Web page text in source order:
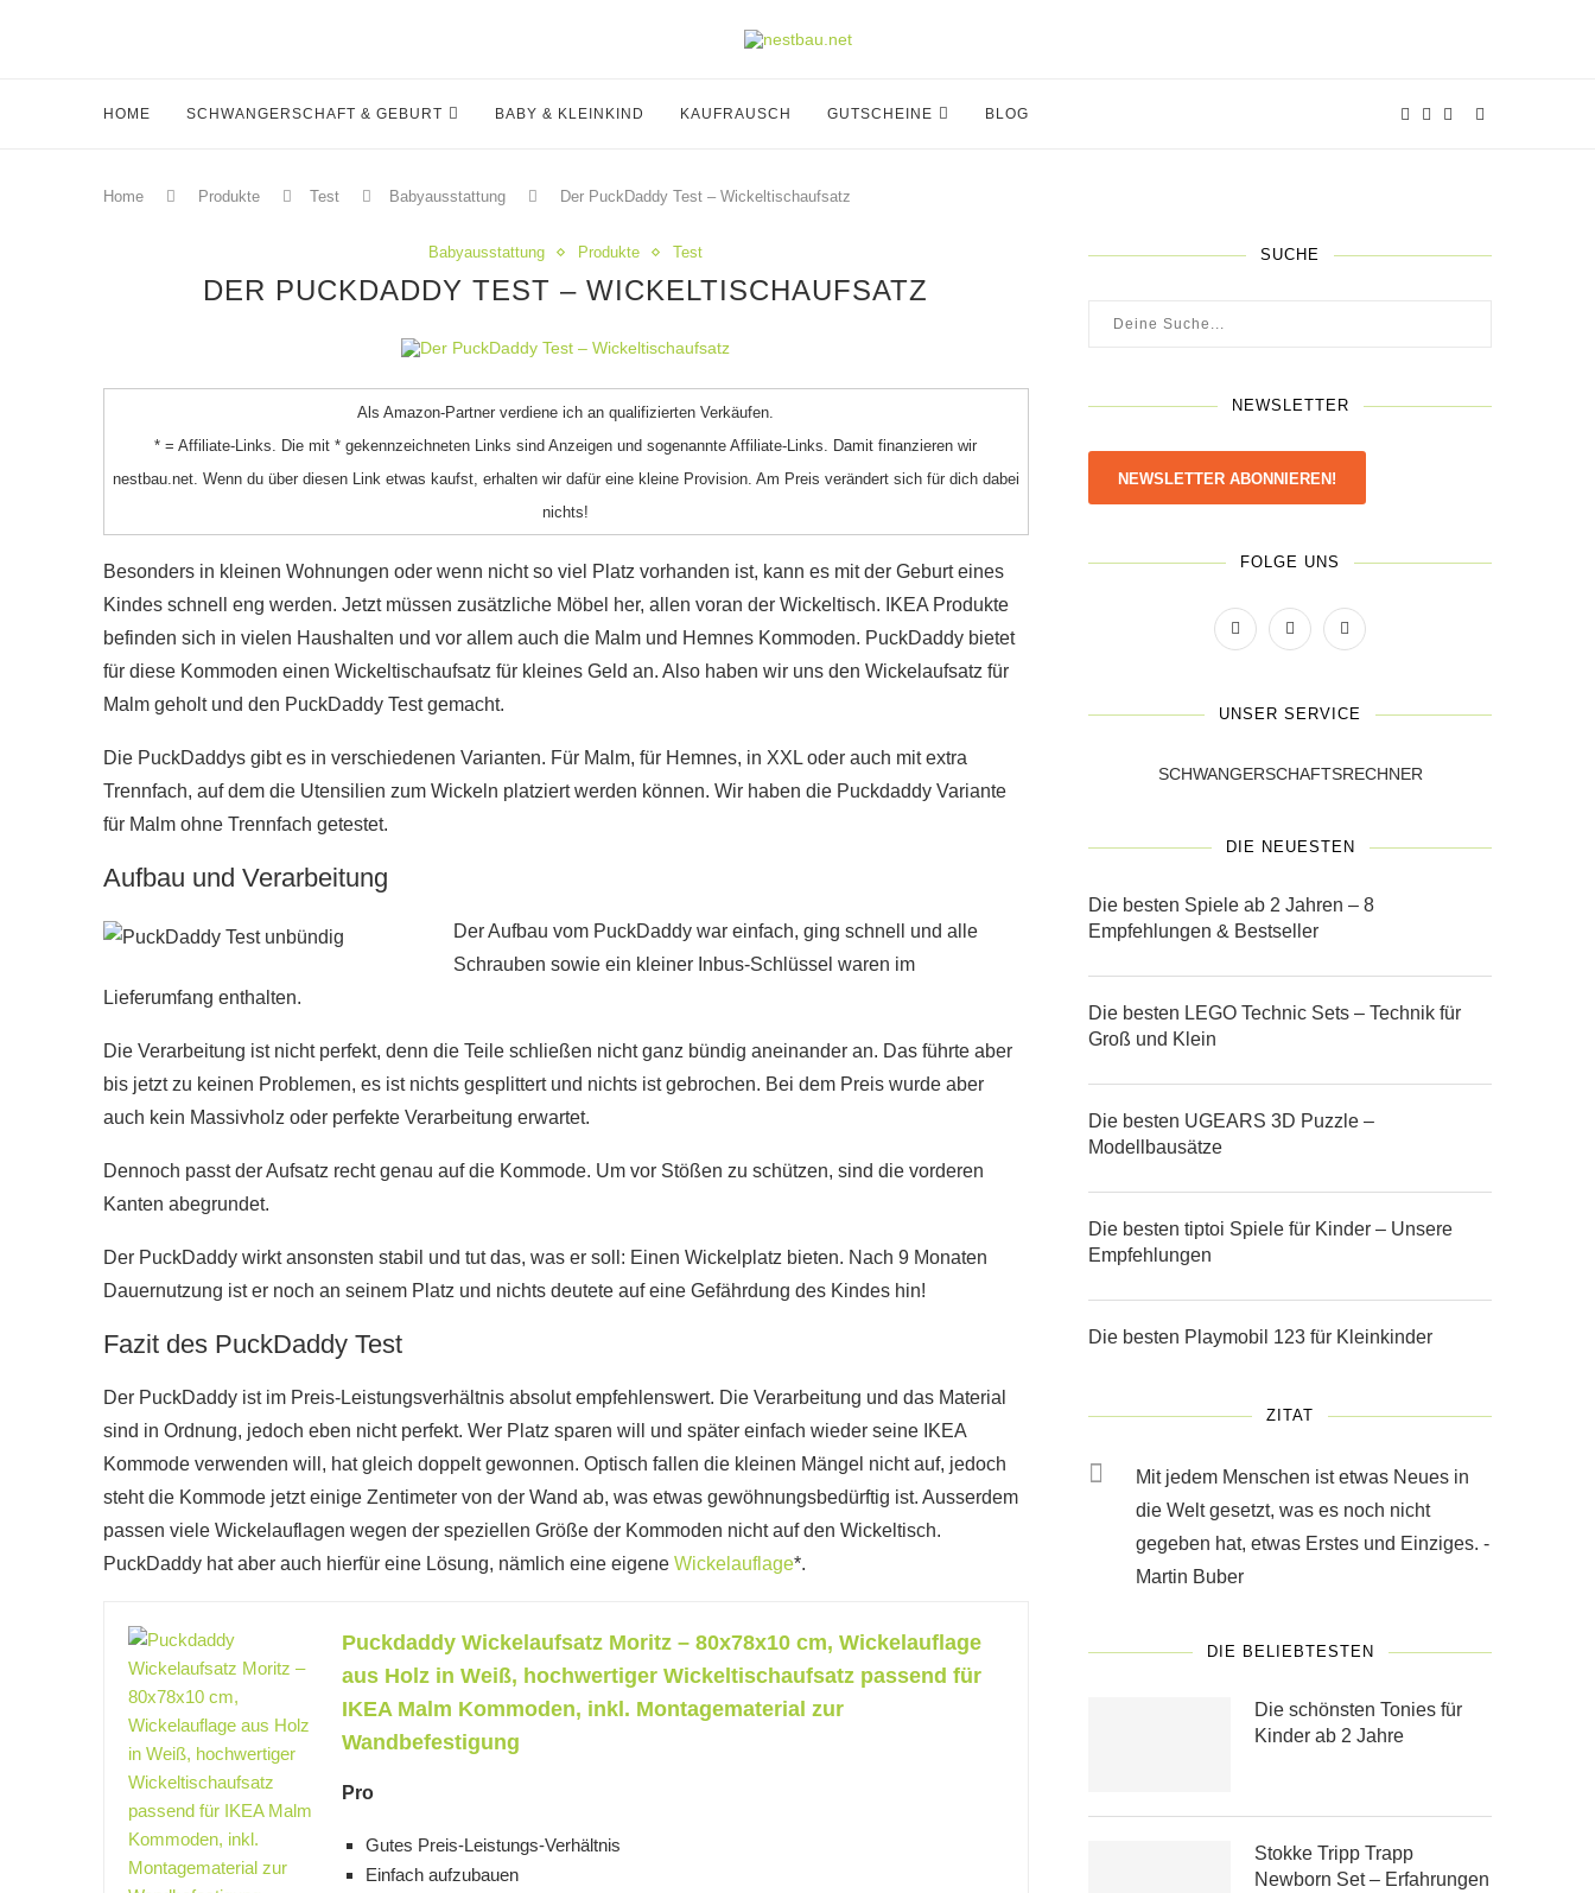
HOME SCHWANGERSCHAFT & GEBURT BABY & KLEINKIND KAUFRAUSCH GUTSCHEINE BLOG
Home Produkte Test Babyausstattung Der PuckDaddy Test – Wickeltischaufsatz
Babyausstattung Produkte Test
DER PUCKDADDY TEST – WICKELTISCHAUFSATZ
Als Amazon-Partner verdiene ich an qualifizierten Verkäufen.
* = Affiliate-Links. Die mit * gekennzeichneten Links sind Anzeigen und sogenannte Affiliate-Links. Damit finanzieren wir
nestbau.net. Wenn du über diesen Link etwas kaufst, erhalten wir dafür eine kleine Provision. Am Preis verändert sich für dich dabei
nichts!
Besonders in kleinen Wohnungen oder wenn nicht so viel Platz vorhanden ist, kann es mit der Geburt eines
Kindes schnell eng werden. Jetzt müssen zusätzliche Möbel her, allen voran der Wickeltisch. IKEA Produkte
befinden sich in vielen Haushalten und vor allem auch die Malm und Hemnes Kommoden. PuckDaddy bietet
für diese Kommoden einen Wickeltischaufsatz für kleines Geld an. Also haben wir uns den Wickelaufsatz für
Malm geholt und den PuckDaddy Test gemacht.
Die PuckDaddys gibt es in verschiedenen Varianten. Für Malm, für Hemnes, in XXL oder auch mit extra
Trennfach, auf dem die Utensilien zum Wickeln platziert werden können. Wir haben die Puckdaddy Variante
für Malm ohne Trennfach getestet.
Aufbau und Verarbeitung
Der Aufbau vom PuckDaddy war einfach, ging schnell und alle
Schrauben sowie ein kleiner Inbus-Schlüssel waren im
Lieferumfang enthalten.
Die Verarbeitung ist nicht perfekt, denn die Teile schließen nicht ganz bündig aneinander an. Das führte aber
bis jetzt zu keinen Problemen, es ist nichts gesplittert und nichts ist gebrochen. Bei dem Preis wurde aber
auch kein Massivholz oder perfekte Verarbeitung erwartet.
Dennoch passt der Aufsatz recht genau auf die Kommode. Um vor Stößen zu schützen, sind die vorderen
Kanten abegrundet.
Der PuckDaddy wirkt ansonsten stabil und tut das, was er soll: Einen Wickelplatz bieten. Nach 9 Monaten
Dauernutzung ist er noch an seinem Platz und nichts deutete auf eine Gefährdung des Kindes hin!
Fazit des PuckDaddy Test
Der PuckDaddy ist im Preis-Leistungsverhältnis absolut empfehlenswert. Die Verarbeitung und das Material
sind in Ordnung, jedoch eben nicht perfekt. Wer Platz sparen will und später einfach wieder seine IKEA
Kommode verwenden will, hat gleich doppelt gewonnen. Optisch fallen die kleinen Mängel nicht auf, jedoch
steht die Kommode jetzt einige Zentimeter von der Wand ab, was etwas gewöhnungsbedürftig ist. Ausserdem
passen viele Wickelauflagen wegen der speziellen Größe der Kommoden nicht auf den Wickeltisch.
PuckDaddy hat aber auch hierfür eine Lösung, nämlich eine eigene Wickelauflage*.
Puckdaddy Wickelaufsatz Moritz – 80x78x10 cm, Wickelauflage
aus Holz in Weiß, hochwertiger Wickeltischaufsatz passend für
IKEA Malm Kommoden, inkl. Montagematerial zur
Wandbefestigung
Pro
Gutes Preis-Leistungs-Verhältnis
Einfach aufzubauen
SUCHE
NEWSLETTER
NEWSLETTER ABONNIEREN!
FOLGE UNS
UNSER SERVICE
SCHWANGERSCHAFTSRECHNER
DIE NEUESTEN
Die besten Spiele ab 2 Jahren – 8
Empfehlungen & Bestseller
Die besten LEGO Technic Sets – Technik für
Groß und Klein
Die besten UGEARS 3D Puzzle –
Modellbausätze
Die besten tiptoi Spiele für Kinder – Unsere
Empfehlungen
Die besten Playmobil 123 für Kleinkinder
ZITAT
Mit jedem Menschen ist etwas Neues in
die Welt gesetzt, was es noch nicht
gegeben hat, etwas Erstes und Einziges. -
Martin Buber
DIE BELIEBTESTEN
Die schönsten Tonies für
Kinder ab 2 Jahre
Stokke Tripp Trapp
Newborn Set – Erfahrungen